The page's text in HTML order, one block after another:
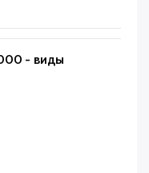
ООО - виды